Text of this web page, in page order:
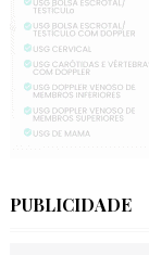
PUBLICIDADE